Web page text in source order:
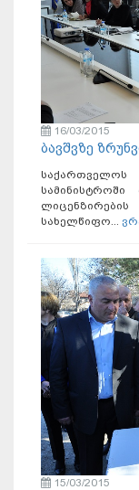
16/03/2015
ბავშვზე
სახელწიფო...
15/03/2015